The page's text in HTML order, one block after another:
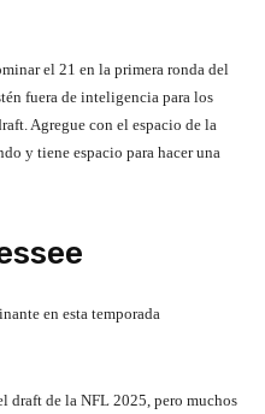
el 21 en la primera ronda del
fuera de inteligencia para los
Agregue con el espacio de la
y tiene espacio para hacer una
en esta temporada
draft de la NFL 2025, pero muchos